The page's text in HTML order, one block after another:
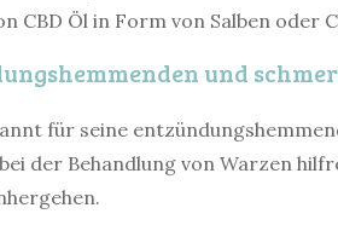
CBD Öl in Form von Salben oder
und
für seine
der Behandlung von Warzen